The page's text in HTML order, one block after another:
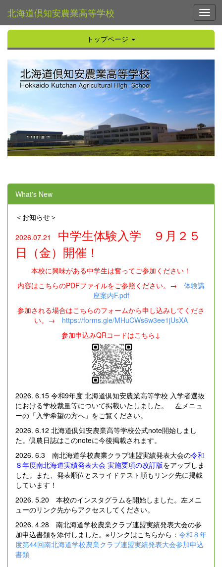
北海道倶知安農業高等学校
トップページ
What's New
＜お知らせ＞
2026.07.21 中学生体験入学 ９月２５
日（金）開催！
本校に興味がある中学生は奮ってご参加ください！
内容はこちらのPDFファイルをご参照ください。→ 体験講
座案内F.pdf
参加される場合はこちらのフォームから申し込みしてくださ
い。→ https://forms.gle/MHuCWs6w3ee1jUsXA
参加申込みQRコードはこちら↓
2026. 6.15 令和9年度 北海道倶知安農業高等学校 入学者選抜
における学校裁量等について掲載いたしました。 左メニュ
ーの「入学希望の方へ」をご覧ください。
2026. 6.12 北海道倶知安農業高等学校公式note開始しまし
た。倶農日誌はこのnoteに今後掲載されます。
2026. 6.3 南北海道学校農業クラブ連盟実績発表大会の令和
８年度南北海道実績発表大会 実施要項の改訂版をアップしま
した。また、発表順位とスライドテスト順もリンク先に掲載
しています！
2026. 5.20 本校のインスタグラムを開始しました。左メニ
ューのリンク先からアクセスしてください。
2026. 4.28 南北海道学校農業クラブ連盟実績発表大会の参
加申込書類を添付しました。※リンクはこちらから： 令和８年
度第44回南北海道学校農業クラブ連盟実績発表大会参加申込
書類